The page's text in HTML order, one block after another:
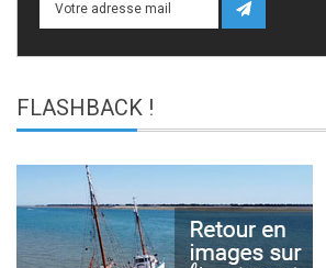
FLASHBACK !